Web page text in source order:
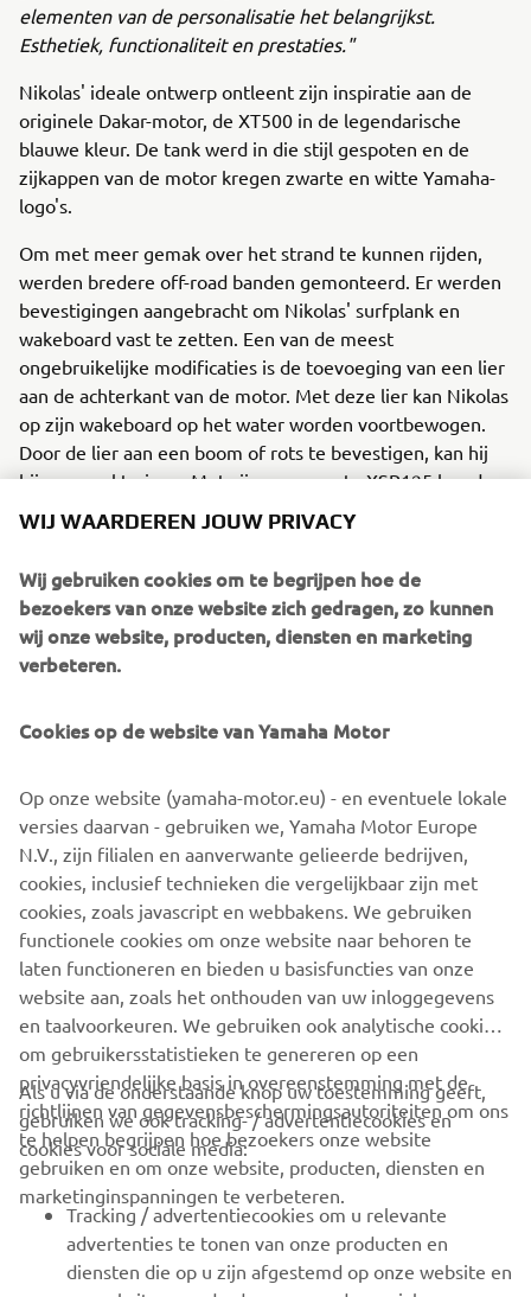
elementen van de personalisatie het belangrijkst.
Esthetiek, functionaliteit en prestaties."
Nikolas' ideale ontwerp ontleent zijn inspiratie aan de
originele Dakar-motor, de XT500 in de legendarische
blauwe kleur. De tank werd in die stijl gespoten en de
zijkappen van de motor kregen zwarte en witte Yamaha-
logo's.
Om met meer gemak over het strand te kunnen rijden,
werden bredere off-road banden gemonteerd. Er werden
bevestigingen aangebracht om Nikolas' surfplank en
wakeboard vast te zetten. Een van de meest
ongebruikelijke modificaties is de toevoeging van een lier
aan de achterkant van de motor. Met deze lier kan Nikolas
op zijn wakeboard op het water worden voortbewogen.
Door de lier aan een boom of rots te bevestigen, kan hij
bijna overal trainen. Met zijn aangepaste XSR125 kan de
Griekse atleet gemakkelijk op de beste plekken komen,
heeft dus de vrijheid om te rijden waar hij wil.
Naast deze modificaties heeft de motor ook enkele OEM-
upgrades gekregen - met de toevoeging van LED-
richtingaanwijzers voor en achter. Ook onderdeel van de
koplampbeschermer en een sportieve
Yamaha-catalogus, maken de personalisering van elke
motorfiets nog toegankelijker en geven hem een uniek
karakter, naar de smaak van de eigenaar.
XSR125 PRODUCTIE MODEL
CORPORATE
VOOR BEDRIJVEN
MEER YAMAHA
WIJ WAARDEREN JOUW PRIVACY
Wij gebruiken cookies om te begrijpen hoe de
bezoekers van onze website zich gedragen, zo kunnen
wij onze website, producten, diensten en marketing
verbeteren.
Cookies op de website van Yamaha Motor
Op onze website (yamaha-motor.eu) - en eventuele lokale
versies daarvan - gebruiken we, Yamaha Motor Europe
N.V., zijn filialen en aanverwante gelieerde bedrijven,
cookies, inclusief technieken die vergelijkbaar zijn met
cookies, zoals javascript en webbakens. We gebruiken
functionele cookies om onze website naar behoren te
laten functioneren en bieden u basisfuncties van onze
website aan, zoals het onthouden van uw inloggegevens
en taalvoorkeuren. We gebruiken ook analytische cookies
om gebruikersstatistieken te genereren op een
privacyvriendelijke basis in overeenstemming met de
richtlijnen van gegevensbeschermingsautoriteiten om ons
te helpen begrijpen hoe bezoekers onze website
gebruiken en om onze website, producten, diensten en
marketinginspanningen te verbeteren.
Als u via de onderstaande knop uw toestemming geeft,
gebruiken we ook tracking- / advertentiecookies en
cookies voor sociale media:
Tracking / advertentiecookies om u relevante
advertenties te tonen van onze producten en
diensten die op u zijn afgestemd op onze website en